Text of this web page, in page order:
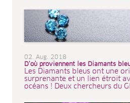
02. Aug. 2018
D’où proviennent les Diamants
Les Diamants bleus ont une
surprenante et un lien étroit
océans ! Deux chercheurs du